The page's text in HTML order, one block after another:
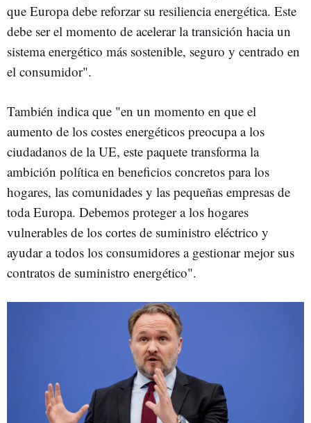
que Europa debe reforzar su resiliencia energética. Este
debe ser el momento de acelerar la transición hacia un
sistema energético más sostenible, seguro y centrado en
el consumidor".
También indica que "en un momento en que el
aumento de los costes energéticos preocupa a los
ciudadanos de la UE, este paquete transforma la
ambición política en beneficios concretos para los
hogares, las comunidades y las pequeñas empresas de
toda Europa. Debemos proteger a los hogares
vulnerables de los cortes de suministro eléctrico y
ayudar a todos los consumidores a gestionar mejor sus
contratos de suministro energético".